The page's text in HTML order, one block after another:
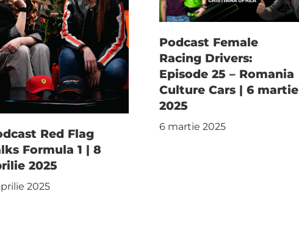
Red Flag
Formula 1 | 8
2025
2025
Podcast Female
Racing Drivers:
Episode 25 – Romania
Culture Cars | 6 martie
2025
6 martie 2025